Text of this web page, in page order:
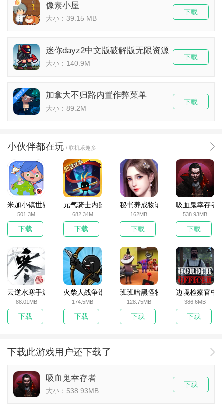
像素小屋
大小：39.15 MB
下载
迷你dayz2中文版破解版无限资源
大小：140.9M
下载
加拿大不归路内置作弊菜单
大小：89.2M
下载
小伙伴都在玩 / 联机乐趣多
米加小镇世界2025官方版
501.3M
下载
元气骑士内购破解版
682.34M
下载
秘书养成物语
162MB
下载
吸血鬼幸存者
538.93MB
下载
云逆水寒手游
88.01MB
下载
火柴人战争遗产无敌版
174.5MB
下载
班班暗黑怪物生存挑战5
128.75MB
下载
边境检察官中
386.6MB
下载
下载此游戏用户还下载了
吸血鬼幸存者
大小：538.93MB
下载